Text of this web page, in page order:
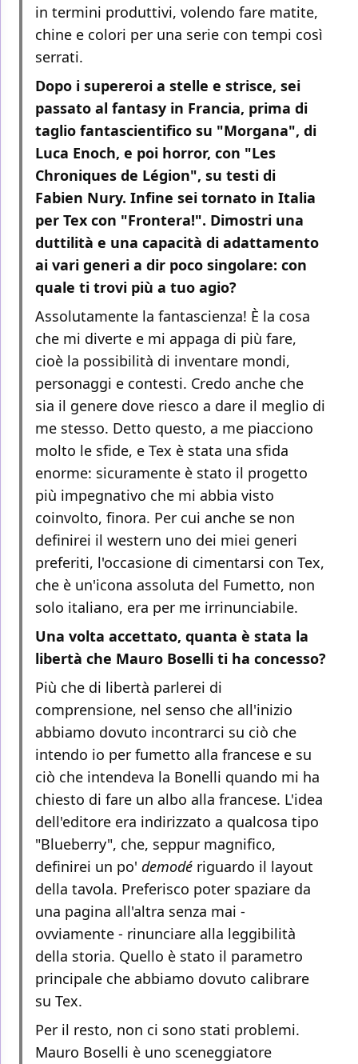
in termini produttivi, volendo fare matite,
chine e colori per una serie con tempi così
serrati.
Dopo i supereroi a stelle e strisce, sei
passato al fantasy in Francia, prima di
taglio fantascientifico su "Morgana", di
Luca Enoch, e poi horror, con "Les
Chroniques de Légion", su testi di
Fabien Nury. Infine sei tornato in Italia
per Tex con "Frontera!". Dimostri una
duttilità e una capacità di adattamento
ai vari generi a dir poco singolare: con
quale ti trovi più a tuo agio?
Assolutamente la fantascienza! È la cosa
che mi diverte e mi appaga di più fare,
cioè la possibilità di inventare mondi,
personaggi e contesti. Credo anche che
sia il genere dove riesco a dare il meglio di
me stesso. Detto questo, a me piacciono
molto le sfide, e Tex è stata una sfida
enorme: sicuramente è stato il progetto
più impegnativo che mi abbia visto
coinvolto, finora. Per cui anche se non
definirei il western uno dei miei generi
preferiti, l'occasione di cimentarsi con Tex,
che è un'icona assoluta del Fumetto, non
solo italiano, era per me irrinunciabile.
Una volta accettato, quanta è stata la
libertà che Mauro Boselli ti ha concesso?
Più che di libertà parlerei di
comprensione, nel senso che all'inizio
abbiamo dovuto incontrarci su ciò che
intendo io per fumetto alla francese e su
ciò che intendeva la Bonelli quando mi ha
chiesto di fare un albo alla francese. L'idea
dell'editore era indirizzato a qualcosa tipo
"Blueberry", che, seppur magnifico,
definirei un po' demodé riguardo il layout
della tavola. Preferisco poter spaziare da
una pagina all'altra senza mai -
ovviamente - rinunciare alla leggibilità
della storia. Quello è stato il parametro
principale che abbiamo dovuto calibrare
su Tex.
Per il resto, non ci sono stati problemi.
Mauro Boselli è uno sceneggiatore